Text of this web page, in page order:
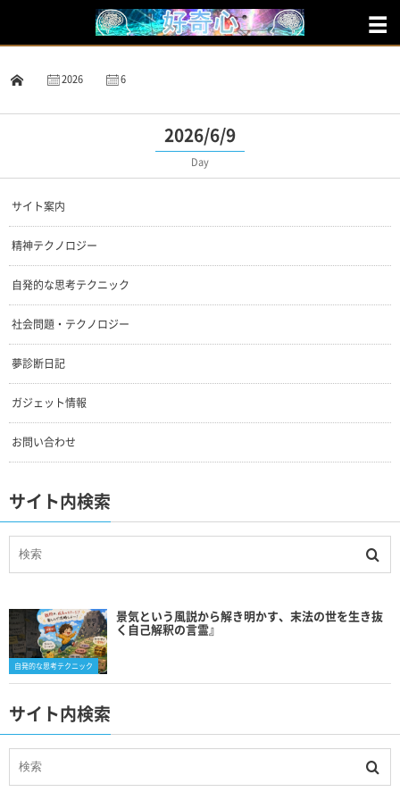
2026 6
2026/6/9
Day
サイト案内
精神テクノロジー
自発的な思考テクニック
社会問題・テクノロジー
夢診断日記
ガジェット情報
お問い合わせ
サイト内検索
自発的な思考テクニック
景気という風説から解き明かす、末法の世を生き抜
く自己解釈の言霊』
サイト内検索